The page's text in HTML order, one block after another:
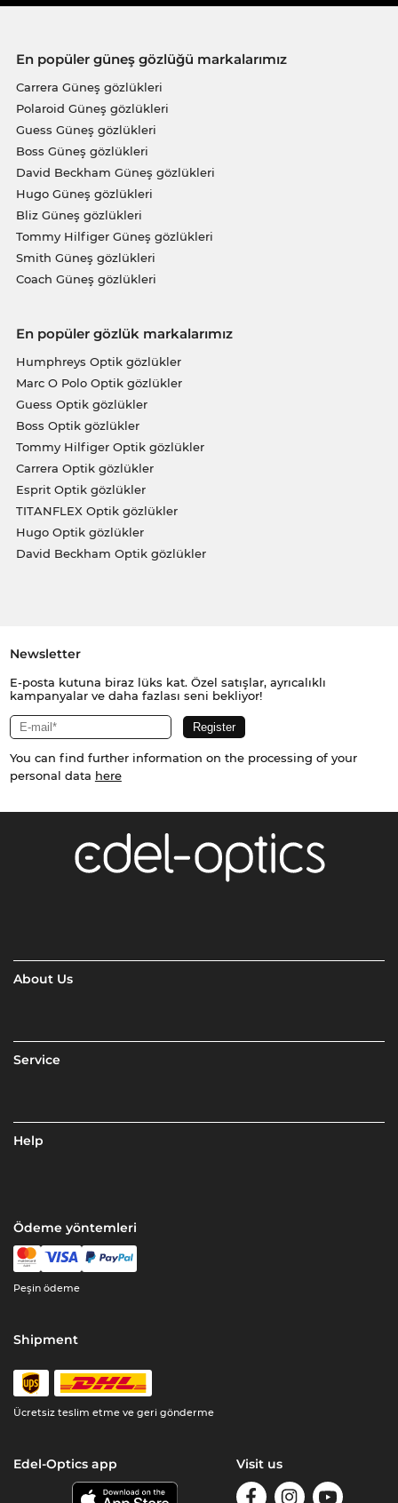
En popüler güneş gözlüğü markalarımız
Carrera Güneş gözlükleri
Polaroid Güneş gözlükleri
Guess Güneş gözlükleri
Boss Güneş gözlükleri
David Beckham Güneş gözlükleri
Hugo Güneş gözlükleri
Bliz Güneş gözlükleri
Tommy Hilfiger Güneş gözlükleri
Smith Güneş gözlükleri
Coach Güneş gözlükleri
En popüler gözlük markalarımız
Humphreys Optik gözlükler
Marc O Polo Optik gözlükler
Guess Optik gözlükler
Boss Optik gözlükler
Tommy Hilfiger Optik gözlükler
Carrera Optik gözlükler
Esprit Optik gözlükler
TITANFLEX Optik gözlükler
Hugo Optik gözlükler
David Beckham Optik gözlükler
Newsletter
E-posta kutuna biraz lüks kat. Özel satışlar, ayrıcalıklı
kampanyalar ve daha fazlası seni bekliyor!
You can find further information on the processing of your
personal data here
About Us
Service
Help
Ödeme yöntemleri
Peşin ödeme
Shipment
Ücretsiz teslim etme ve geri gönderme
Edel-Optics app Visit us